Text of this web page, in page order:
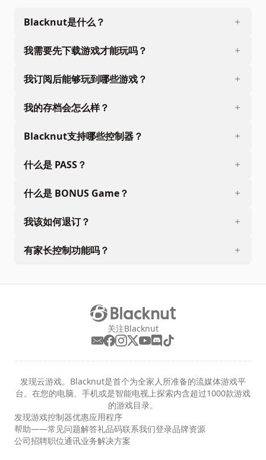
Blacknut是什么？
我需要先下载游戏才能玩吗？
我订阅后能够玩到哪些游戏？
我的存档会怎么样？
Blacknut支持哪些控制器？
什么是 PASS？
什么是 BONUS Game？
我该如何退订？
有家长控制功能吗？
关注Blacknut
发现云游戏。Blacknut是首个为全家人所准备的流媒体游戏平
台。在您的电脑、手机或是智能电视上探索内含超过1000款游戏
的游戏目录。
发现游戏控制器优惠应用程序
帮助——常见问题解答礼品码联系我们登录品牌资源
公司招聘职位通讯业务解决方案